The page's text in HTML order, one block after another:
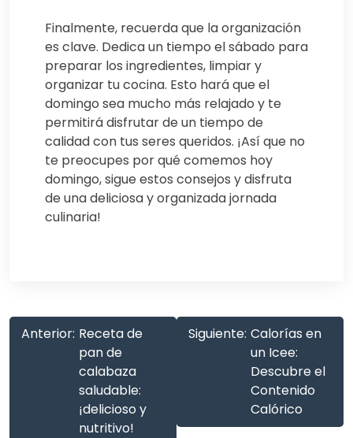
Finalmente, recuerda que la organización
es clave. Dedica un tiempo el sábado para
preparar los ingredientes, limpiar y
organizar tu cocina. Esto hará que el
domingo sea mucho más relajado y te
permitirá disfrutar de un tiempo de
calidad con tus seres queridos. ¡Así que no
te preocupes por qué comemos hoy
domingo, sigue estos consejos y disfruta
de una deliciosa y organizada jornada
culinaria!
Anterior: Receta de
pan de
calabaza
saludable:
¡delicioso y
nutritivo!
Siguiente: Calorías en
un Icee:
Descubre el
Contenido
Calórico